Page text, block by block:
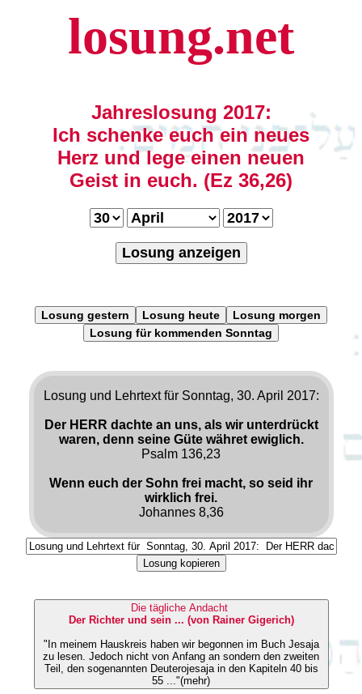
losung.net
Jahreslosung 2017:
Ich schenke euch ein neues
Herz und lege einen neuen
Geist in euch. (Ez 36,26)
Losung anzeigen
Losung gestern Losung heute
Losung morgen
Losung für kommenden Sonntag
Losung und Lehrtext für Sonntag, 30. April 2017:
Der HERR dachte an uns, als wir unterdrückt
waren, denn seine Güte währet ewiglich.
Psalm 136,23
Wenn euch der Sohn frei macht, so seid ihr
wirklich frei.
Johannes 8,36
Losung kopieren
Die tägliche Andacht
Der Richter und sein ... (von Rainer Gigerich)
"In meinem Hauskreis haben wir begonnen im Buch Jesaja
zu lesen. Jedoch nicht von Anfang an sondern den zweiten
Teil, den sogenannten Deuterojesaja in den Kapiteln 40 bis
55 ..."(mehr)